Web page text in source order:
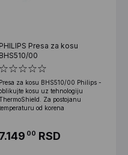
PHILIPS Presa za kosu
BHS510/00
Presa za kosu BHS510/00 Philips -
kosu uz tehnologiju
Za postojanu
od korena
7.149 00 RSD